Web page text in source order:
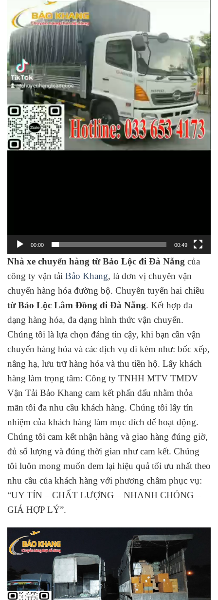
00:00 00:49
Nhà xe chuyển hàng từ Bảo Lộc đi Đà Nẵng của
công ty vận tải Bảo Khang, là đơn vị chuyên vận
chuyển hàng hóa đường bộ. Chuyên tuyến hai chiều
từ Bảo Lộc Lâm Đồng đi Đà Nẵng. Kết hợp đa
dạng hàng hóa, đa dạng hình thức vận chuyển.
Chúng tôi là lựa chọn đáng tin cậy, khi bạn cần vận
chuyển hàng hóa và các dịch vụ đi kèm như: bốc xếp,
nâng hạ, lưu trữ hàng hóa và thu tiền hộ. Lấy khách
hàng làm trọng tâm: Công ty TNHH MTV TMDV
Vận Tải Bảo Khang cam kết phấn đấu nhằm thỏa
mãn tối đa nhu cầu khách hàng. Chúng tôi lấy tín
nhiệm của khách hàng làm mục đích để hoạt động.
Chúng tôi cam kết nhận hàng và giao hàng đúng giờ,
đủ số lượng và đúng thời gian như cam kết. Chúng
tôi luôn mong muốn đem lại hiệu quả tối ưu nhất theo
nhu cầu của khách hàng với phương châm phục vụ:
“UY TÍN – CHẤT LƯỢNG – NHANH CHÓNG –
GIÁ HỢP LÝ”.